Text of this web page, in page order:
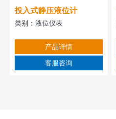
投入式静压液位计
类别： 液位仪表
产品详情
客服咨询